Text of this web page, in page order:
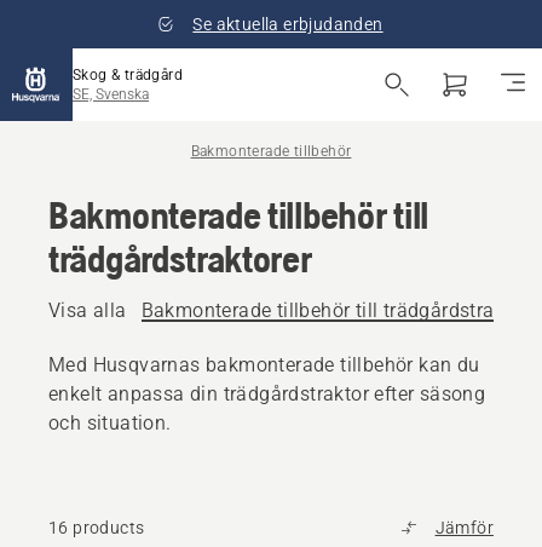
Se aktuella erbjudanden
Skog & trädgård
SE, Svenska
Bakmonterade tillbehör
Bakmonterade tillbehör till
trädgårdstraktorer
Visa alla Bakmonterade tillbehör till
Med Husqvarnas bakmonterade tillbehör kan du
enkelt anpassa din trädgårdstraktor efter säsong
och situation.
16 products Jämför